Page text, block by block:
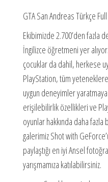
GTA San Andreas Türkçe
Ekibimizde 2.700’den fazla
İngilizce öğretmeni yer
çocuklar da dahil, herkese
PlayStation, tüm
uygun deneyimler
erişilebilirlik özellikleri ve
oyunlar hakkında daha
galerimiz Shot with
paylaştığı en iyi Ansel
yarışmamıza katılabilirsiniz.